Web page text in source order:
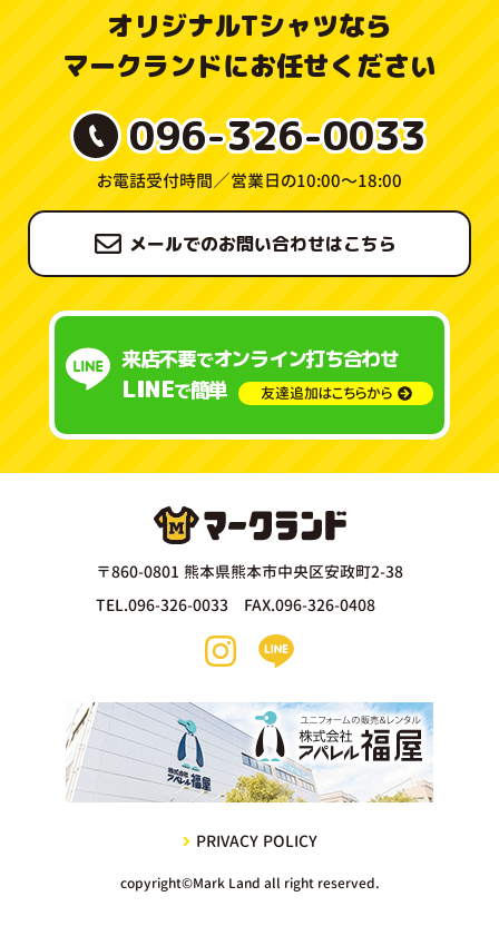
オリジナルTシャツなら
マークランドにお任せください
096-326-0033
お電話受付時間／営業日の10:00〜18:00
メールでのお問い合わせはこちら
来店不要でオンライン打ち合わせ
LINEで簡単 友達追加はこちらから
〒860-0801 熊本県熊本市中央区安政町2-38
TEL.096-326-0033 FAX.096-326-0408
PRIVACY POLICY
copyright©Mark Land all right reserved.